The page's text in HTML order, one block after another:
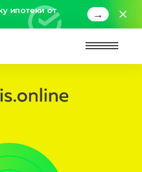
ипотеки от
→